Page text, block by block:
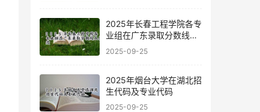
2025年长春工程学院各专
业组在广东录取分数线及
位次
2025-09-25
2025年烟台大学在湖北招
生代码及专业代码
2025-09-25